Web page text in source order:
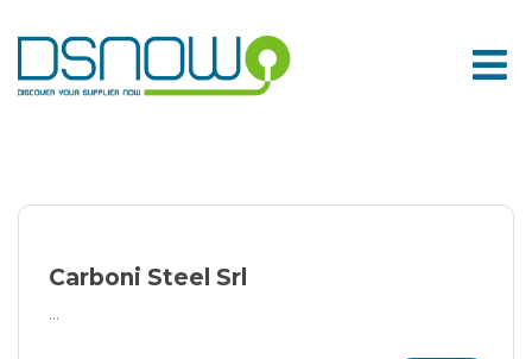
to
content
Carboni Steel Srl
...